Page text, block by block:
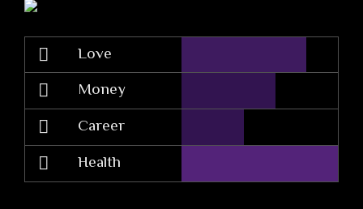
Love
Money
Career
Health